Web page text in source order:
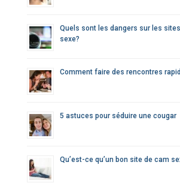
Quels sont les dangers sur les
sexe?
Comment faire des rencontres
5 astuces pour séduire une cougar
Qu’est-ce qu’un bon site de cam